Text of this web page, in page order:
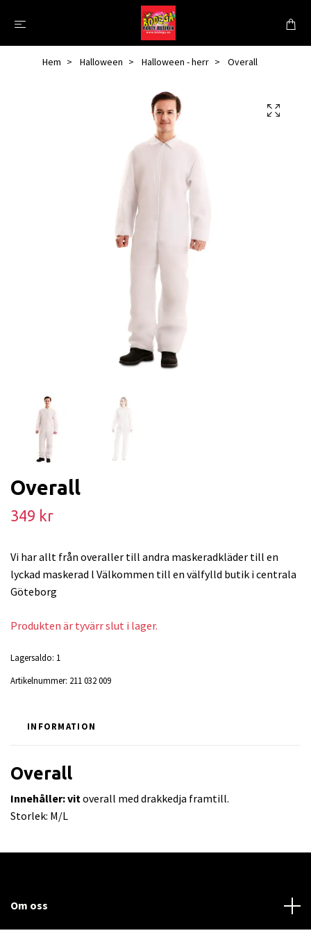
Hem Halloween Halloween - herr Overall
Overall
349 kr
Vi har allt från overaller till andra maskeradkläder till en
lyckad maskerad l Välkommen till en välfylld butik i centrala
Göteborg
Produkten är tyvärr slut i lager.
Lagersaldo: 1
Artikelnummer: 211 032 009
INFORMATION
Overall
Innehåller: vitoverall med drakkedja framtill.
Storlek: M/L
Om oss